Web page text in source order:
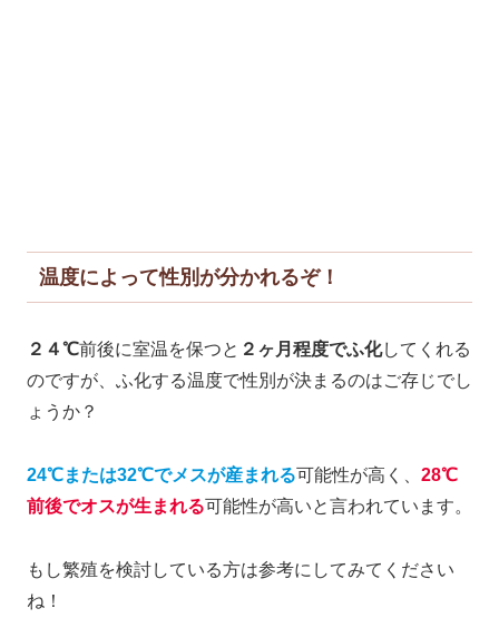
温度によって性別が分かれるぞ！
２４℃前後に室温を保つと ２ヶ月程度でふ化してくれる
のですが、ふ化する温度で性別が決まるのはご存じでし
ょうか？
24℃または32℃でメスが産まれる可能性が高く、 28℃
前後でオスが生まれる可能性が高いと言われています。
もし繁殖を検討している方は参考にしてみてください
ね！